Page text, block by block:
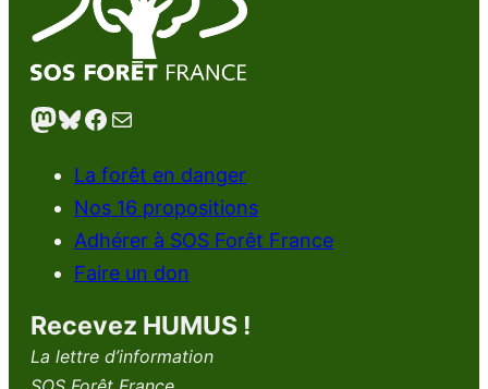
Mastodon Bluesky Facebook E-mail
La forêt en danger
Nos 16 propositions
Adhérer à SOS Forêt France
Faire un don
Recevez HUMUS !
La lettre d’information